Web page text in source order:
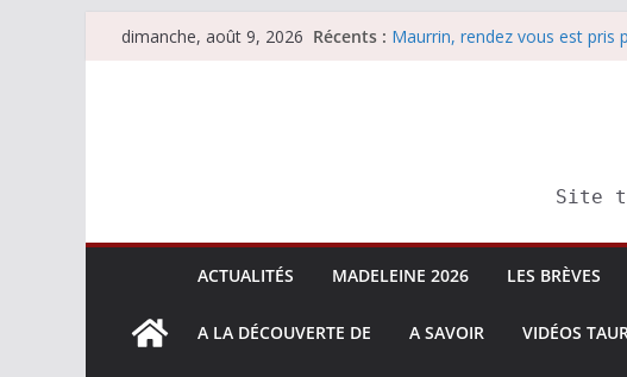
Passerdimanche, août 9, 2026 Récents : Maurrin, rendez vous est pris
Parentis, La Golosina: une
Site
ACTUALITÉS MADELEINE 2026 LES BRÈVES
A LA DÉCOUVERTE DE A SAVOIR VIDÉOS